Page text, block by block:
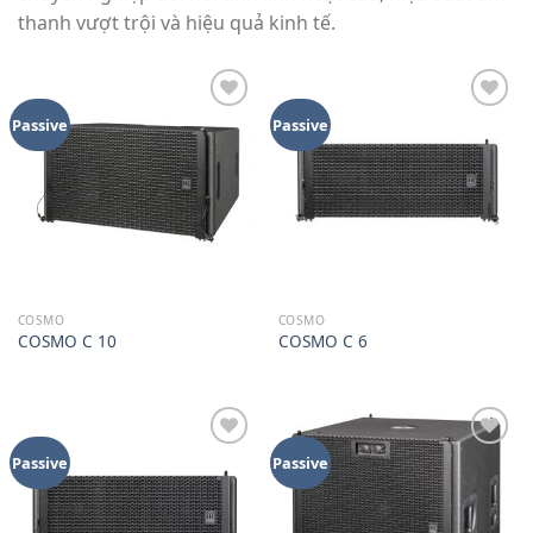
thanh vượt trội và hiệu quả kinh tế.
Passive
Add to
wishlist
COSMO
COSMO C 10
Passive
wishlist
COSMO
COSMO C 6
Passive
wishlist
Passive
wishlist